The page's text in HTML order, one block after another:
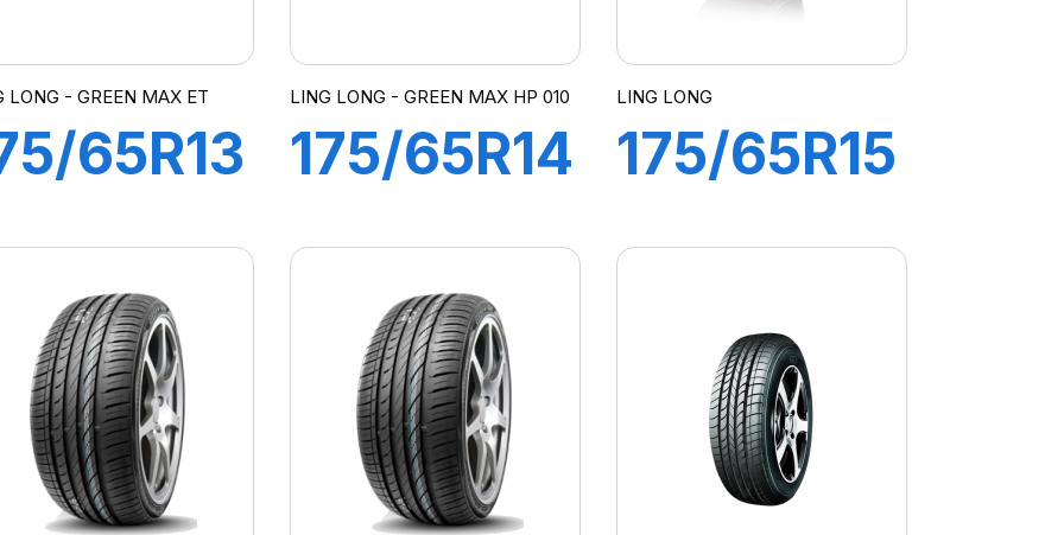
LONG - GREEN MAX ET
65R13
ET
LING LONG - GREEN MAX HP 010
175/65R14
GREEN-
MAX
HP010
LING LONG
175/65R15
MAX
HP010